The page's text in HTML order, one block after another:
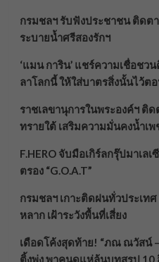
กรมชลฯ รับฟังประชาชน ติดต
ระบายน้ำศรีสองรักฯ
‘แมน การิน’ แชร์ความเชื่อชว
ลาโลกนี้ ให้ใส่บาตรสิ่งนั้นไว้ต
ราชเลขานุการในพระองค์ฯ ติ
ทรายใต้ เสริมความมั่นคงน้ำเพ
F.HERO จับมือเกิร์ลกรุ๊ปมาเล
ตรอง “G.O.A.T”
กรมชลฯ เกาะติดฝนทั่วประเท
หลาก เฝ้าระวังพื้นที่เสี่ยง
เดือดโค้งสุดท้าย! “ภณ ณวัสน์ –
ติ้งพุ่ง พาคนดูแห่ลุ้นบทสรุป 10